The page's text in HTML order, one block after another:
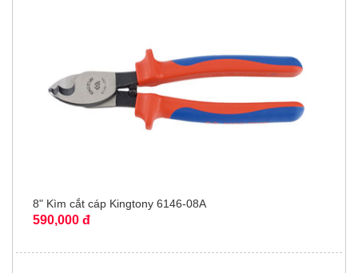
8" Kìm cắt cáp Kingtony 6146-08A
590,000 đ